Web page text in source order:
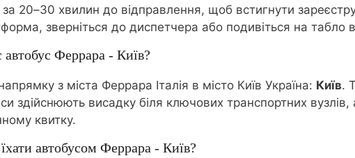
20–30 хвилин до відправлення, щоб встигнути
зверніться до диспетчера або подивіться на табло
Феррара - Київ?
з міста Феррара Італія в місто Київ Україна: Київ.
здійснюють висадку біля ключових транспортних
квитку.
автобусом Феррара - Київ?